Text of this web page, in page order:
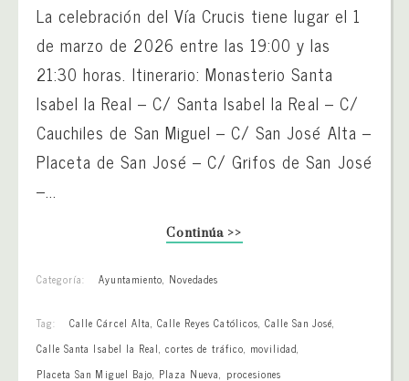
La celebración del Vía Crucis tiene lugar el 1
de marzo de 2026 entre las 19:00 y las
21:30 horas. Itinerario: Monasterio Santa
Isabel la Real – C/ Santa Isabel la Real – C/
Cauchiles de San Miguel – C/ San José Alta –
Placeta de San José – C/ Grifos de San José
–...
Continúa >>
Categoría: Ayuntamiento, Novedades
Tag: Calle Cárcel Alta, Calle Reyes Católicos, Calle San José,
Calle Santa Isabel la Real,cortes de tráfico, movilidad,
Placeta San Miguel Bajo, Plaza Nueva, procesiones